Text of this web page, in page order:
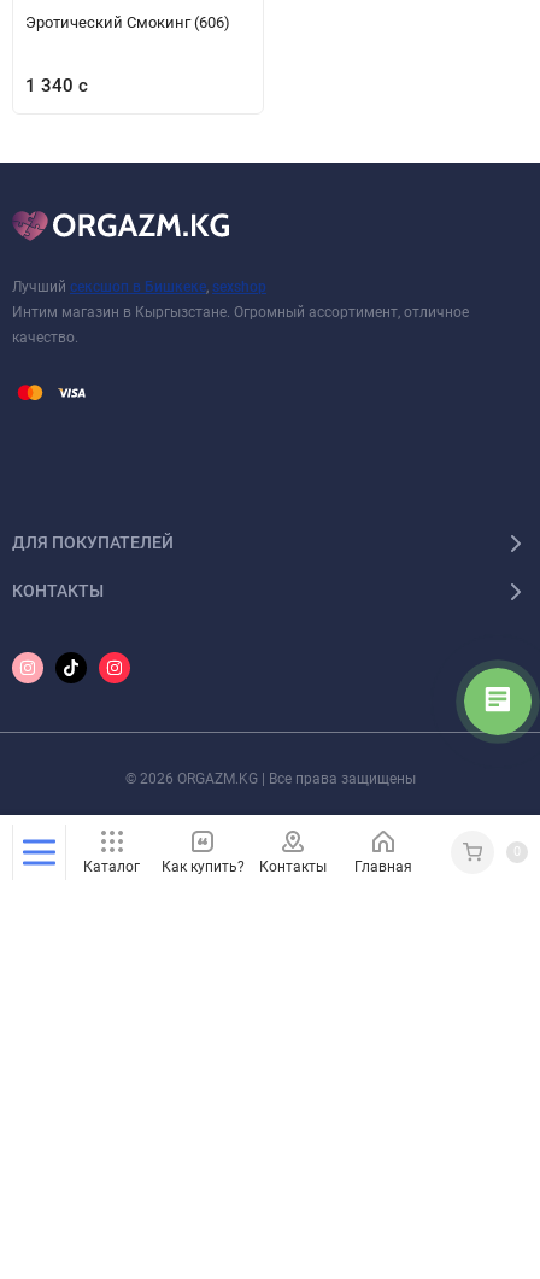
Эротический Смокинг (606)
1 340 с
Лучший сексшоп в Бишкеке sexshop
Интим магазин в Кыргызстане. Огромный ассортимент, отличное
качество.
ДЛЯ ПОКУПАТЕЛЕЙ
КОНТАКТЫ
© 2026 ORGAZM.KG | Все права защищены
Каталог Как купить? Контакты Главная Кабинет
0